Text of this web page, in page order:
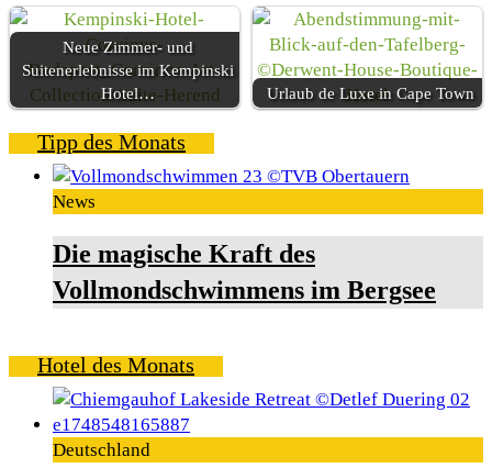
Neue Zimmer- und
Suitenerlebnisse im Kempinski
Hotel…
Urlaub de Luxe in Cape Town
Tipp des Monats
News
Die magische Kraft des
Vollmondschwimmens im Bergsee
Hotel des Monats
Deutschland